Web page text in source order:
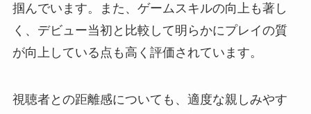
掴んでいます。また、ゲームスキルの向上も著し
く、デビュー当初と比較して明らかにプレイの質
が向上している点も高く評価されています。
視聴者との距離感についても、適度な親しみやす